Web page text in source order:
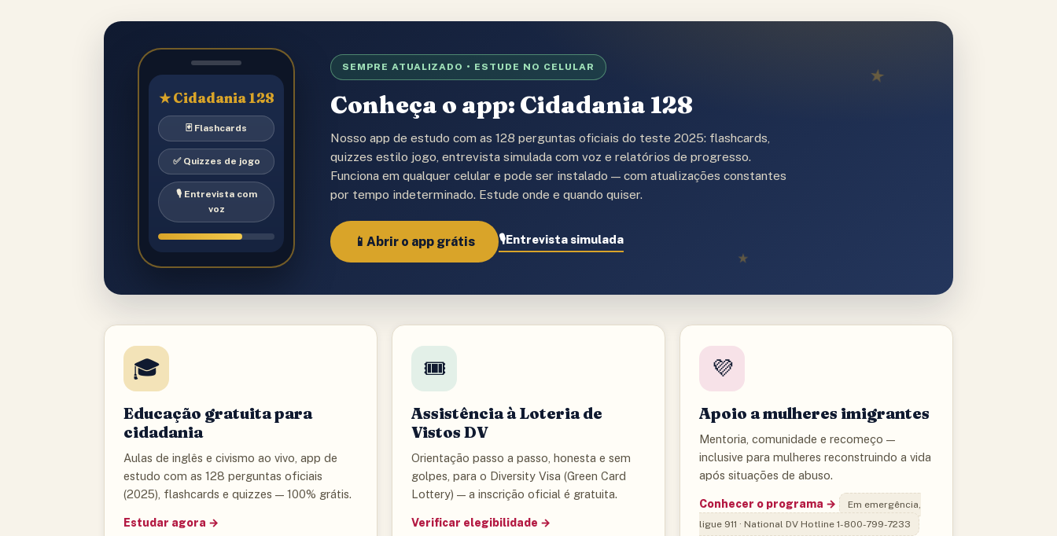
★
★
★ Cidadania 128
🃏 Flashcards
✅ Quizzes de jogo
🎙️ Entrevista com
voz
SEMPRE ATUALIZADO • ESTUDE NO CELULAR
Conheça o app: Cidadania 128
Nosso app de estudo com as 128 perguntas oficiais do teste 2025: flashcards,
quizzes estilo jogo, entrevista simulada com voz e relatórios de progresso.
Funciona em qualquer celular e pode ser instalado — com atualizações constantes
por tempo indeterminado. Estude onde e quando quiser.
📱 Abrir o app grátis 🎙️Entrevista simulada
🎓
Educação gratuita para
cidadania
Aulas de inglês e civismo ao vivo, app de
estudo com as 128 perguntas oficiais
(2025), flashcards e quizzes — 100% grátis.
Estudar agora →
🎟️
Assistência à Loteria de
Vistos DV
Orientação passo a passo, honesta e sem
golpes, para o Diversity Visa (Green Card
Lottery) — a inscrição oficial é gratuita.
Verificar elegibilidade →
💜
Apoio a mulheres imigrantes
Mentoria, comunidade e recomeço —
inclusive para mulheres reconstruindo a vida
após situações de abuso.
Conhecer o programa →
Em emergência,
ligue 911 · National DV Hotline 1-800-799-7233